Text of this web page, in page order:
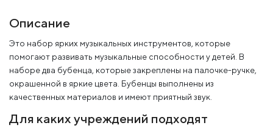
Описание
Это набор ярких музыкальных инструментов, которые
помогают развивать музыкальные способности у детей. В
наборе два бубенца, которые закреплены на палочке-ручке,
окрашенной в яркие цвета. Бубенцы выполнены из
качественных материалов и имеют приятный звук.
Для каких учреждений подходят